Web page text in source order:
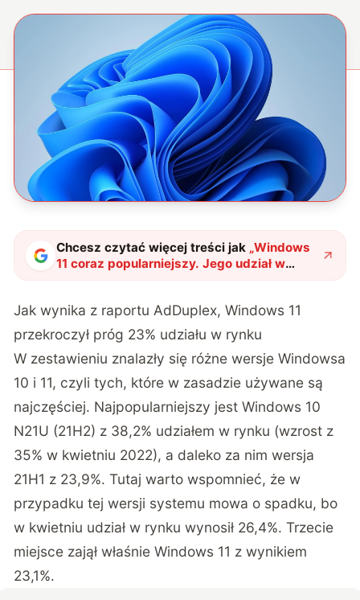
Chcesz czytać więcej treści jak „Windows
11 coraz popularniejszy. Jego udział w
rynku stale wzrasta"?
Jak wynika z raportu AdDuplex, Windows 11
przekroczył próg 23% udziału w rynku
W zestawieniu znalazły się różne wersje Windowsa
10 i 11, czyli tych, które w zasadzie używane są
najczęściej. Najpopularniejszy jest Windows 10
N21U (21H2) z 38,2% udziałem w rynku (wzrost z
35% w kwietniu 2022), a daleko za nim wersja
21H1 z 23,9%. Tutaj warto wspomnieć, że w
przypadku tej wersji systemu mowa o spadku, bo
w kwietniu udział w rynku wynosił 26,4%. Trzecie
miejsce zajął właśnie Windows 11 z wynikiem
23,1%.